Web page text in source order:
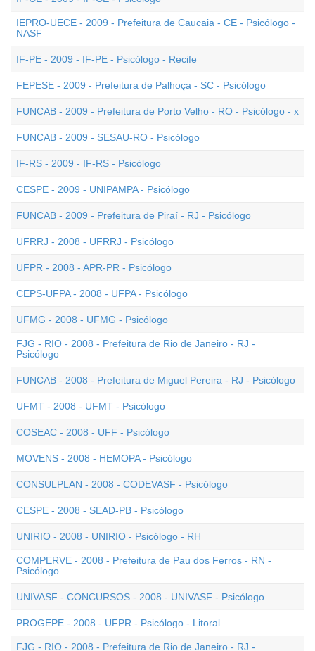
IEPRO-UECE - 2009 - Prefeitura de Caucaia - CE - Psicólogo -
NASF
IF-PE - 2009 - IF-PE - Psicólogo - Recife
FEPESE - 2009 - Prefeitura de Palhoça - SC - Psicólogo
FUNCAB - 2009 - Prefeitura de Porto Velho - RO - Psicólogo - x
FUNCAB - 2009 - SESAU-RO - Psicólogo
IF-RS - 2009 - IF-RS - Psicólogo
CESPE - 2009 - UNIPAMPA - Psicólogo
FUNCAB - 2009 - Prefeitura de Piraí - RJ - Psicólogo
UFRRJ - 2008 - UFRRJ - Psicólogo
UFPR - 2008 - APR-PR - Psicólogo
CEPS-UFPA - 2008 - UFPA - Psicólogo
UFMG - 2008 - UFMG - Psicólogo
FJG - RIO - 2008 - Prefeitura de Rio de Janeiro - RJ -
Psicólogo
FUNCAB - 2008 - Prefeitura de Miguel Pereira - RJ - Psicólogo
UFMT - 2008 - UFMT - Psicólogo
COSEAC - 2008 - UFF - Psicólogo
MOVENS - 2008 - HEMOPA - Psicólogo
CONSULPLAN - 2008 - CODEVASF - Psicólogo
CESPE - 2008 - SEAD-PB - Psicólogo
UNIRIO - 2008 - UNIRIO - Psicólogo - RH
COMPERVE - 2008 - Prefeitura de Pau dos Ferros - RN -
Psicólogo
UNIVASF - CONCURSOS - 2008 - UNIVASF - Psicólogo
PROGEPE - 2008 - UFPR - Psicólogo - Litoral
FJG - RIO - 2008 - Prefeitura de Rio de Janeiro - RJ -